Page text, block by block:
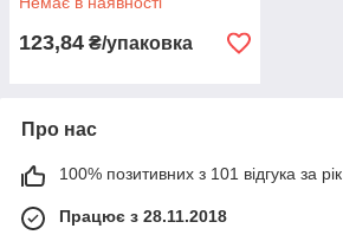
123,84 ₴/упаковка
Про нас
100% позитивних з 101 відгука за рік
Працює з 28.11.2018